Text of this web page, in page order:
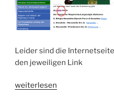
Leider sind die
den jeweiligen Link
„gps-
weiterlesen